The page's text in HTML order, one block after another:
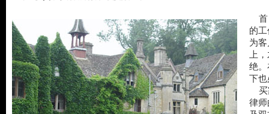
首
的
为
上
绝。
下也
买
律师